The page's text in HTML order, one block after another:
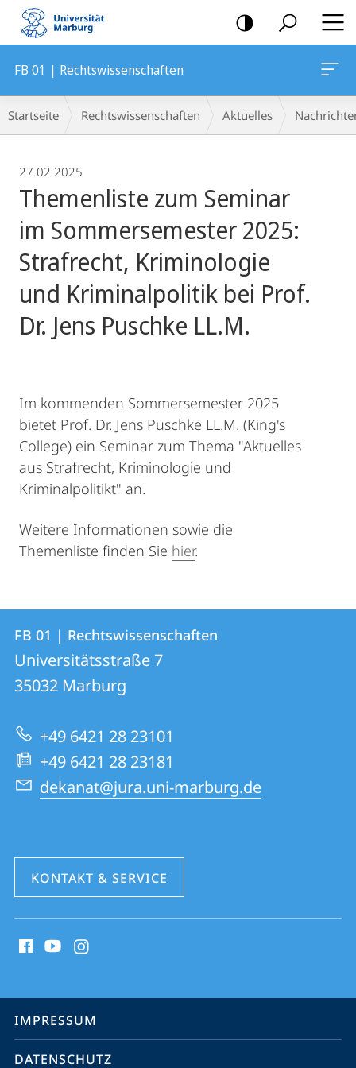
Mobile-
Navigation
FB 01 | Rechtswissenschaften
Breadcrumb-
Navigation
Startseite Rechtswissenschaften Aktuelles
27.02.2025
Themenliste zum Seminar
im Sommersemester 2025:
Strafrecht, Kriminologie
und Kriminalpolitik bei Prof.
Dr. Jens Puschke LL.M.
Im kommenden Sommersemester 2025
bietet Prof. Dr. Jens Puschke LL.M. (King's
College) ein Seminar zum Thema "Aktuelles
aus Strafrecht, Kriminologie und
Kriminalpolitikt" an.
Weitere Informationen sowie die
Themenliste finden Sie hier.
Kontakt
und
Informationen
zur
Website
Kontaktinformationen
FB
01
|
Rechtswissenschaften
FB 01 | Rechtswissenschaften
Universitätsstraße 7
35032 Marburg
+49 6421 28 23101
+49 6421 28 23181
dekanat@jura.uni-marburg.de
KONTAKT & SERVICE
Media
Service-
Navigation
IMPRESSUM
DATENSCHUTZ